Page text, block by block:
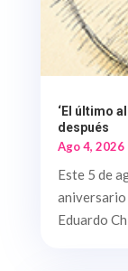
‘El último
después
Ago 4, 2026
Este 5 de
aniversario
Eduardo